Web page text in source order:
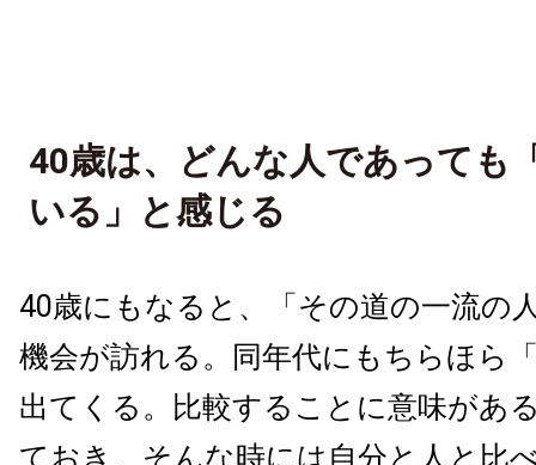
40歳は、どんな人であっても
いる」と感じる
40歳にもなると、「その道の一流の
機会が訪れる。同年代にもちらほら
出てくる。比較することに意味があ
ておき、そんな時には自分と人と比